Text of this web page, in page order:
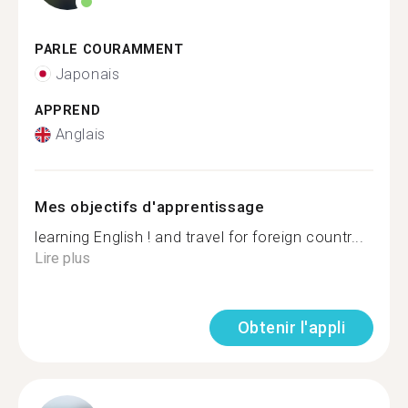
PARLE COURAMMENT
Japonais
APPREND
Anglais
Mes objectifs d'apprentissage
learning English ! and travel for foreign countr...
Lire plus
Obtenir l'appli